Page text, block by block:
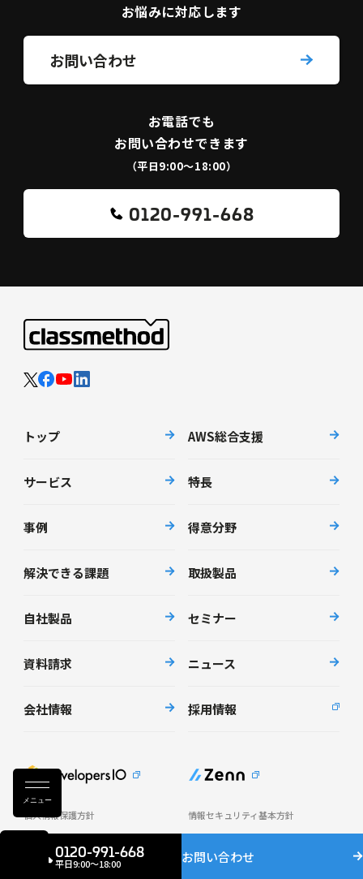
メニュー
お悩みに対応します
お問い合わせ
お電話でも
お問い合わせできます
（平日9:00〜18:00）
0120-991-668
トップ AWS総合支援
サービス 特長
事例 得意分野
解決できる課題 取扱製品
自社製品 セミナー
資料請求 ニュース
会社情報 採用情報
個人情報保護方針
情報セキュリティ基本方針
クッキーの取り扱い
English
0120-991-668
平日9:00〜18:00 お問い合わせ